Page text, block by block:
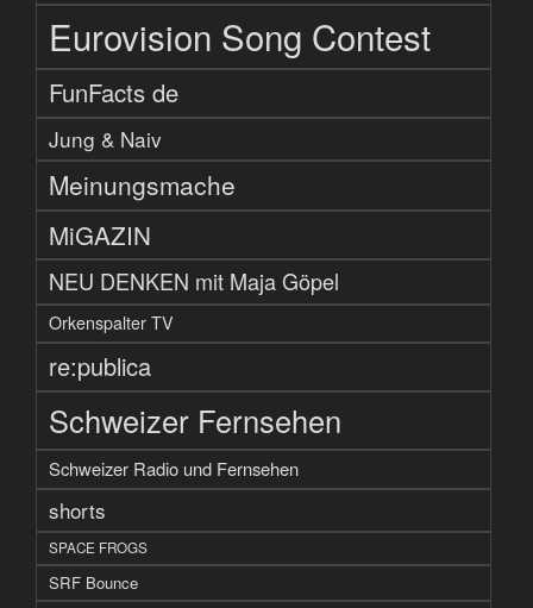
Eurovision Song Contest
FunFacts de
Jung & Naiv
Meinungsmache
MiGAZIN
NEU DENKEN mit Maja Göpel
Orkenspalter TV
re:publica
Schweizer Fernsehen
Schweizer Radio und Fernsehen
shorts
SPACE FROGS
SRF Bounce